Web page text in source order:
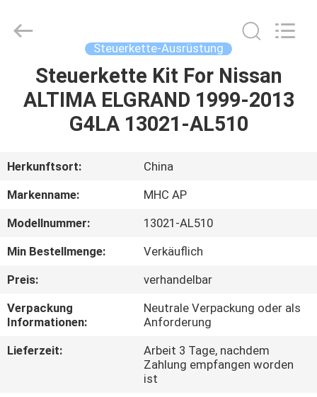
HEIM
PRODUKTE
ÜBER
UNS
FABRIK-
AUSFLUG
QUALITÄTSKONTROLLE
KONTAKTIERE
Parts
Limited.
Steuerkette-Ausrüstung
Steuerkette Kit For Nissan
ALTIMA ELGRAND 1999-2013
G4LA 13021-AL510
Herkunftsort:
China
Markenname:
MHC AP
Modellnummer:
13021-AL510
Min Bestellmenge:
Verkäuflich
Preis:
verhandelbar
Verpackung
Informationen:
Neutrale Verpackung oder als
Anforderung
Lieferzeit:
Arbeit 3 Tage, nachdem
Zahlung empfangen worden
ist